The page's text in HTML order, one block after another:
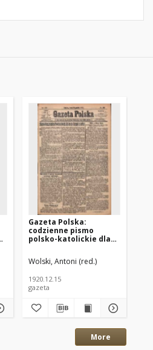
Gazeta Polska:
codzienne pismo
polsko-katolickie dla
1920.12.15 R.24 Nr288
Wolski, Antoni (red.)
1920.12.15
gazeta
More